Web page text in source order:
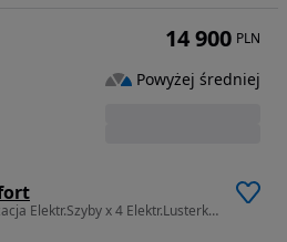
1396 cm3 • 101 KM • Klimatyzacja Elektr.Szyby x 4 Elektr.Lusterka Pierwszy Właściciel Top
14 900 PLN
Powyżej średniej